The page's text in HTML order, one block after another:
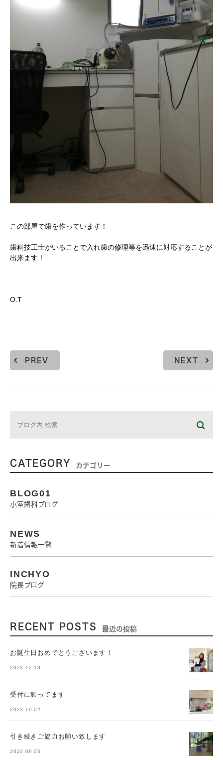
この部屋で歯を作っています！
歯科技工士がいることで入れ歯の修理等を迅速に対応することが
出来ます！
O.T
PREV NEXT
CATEGORY カテゴリー
BLOG01
小室歯科ブログ
NEWS
新着情報一覧
INCHYO
院長ブログ
RECENT POSTS 最近の投稿
お誕生日おめでとうございます！
2023.12.18
受付に飾ってます
2023.10.02
引き続きご協力お願い致します
2023.09.05